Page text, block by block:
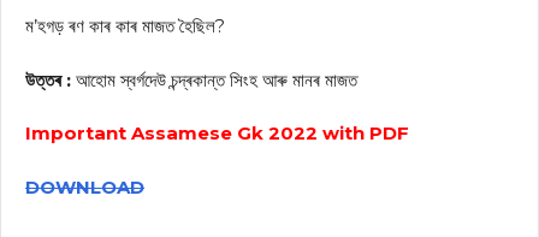
ম’হগড় ৰণ কাৰ কাৰ মাজত হৈছিল?
উত্তৰ : আহোম স্বৰ্গদেউ চন্দ্ৰকান্ত সিংহ আৰু মানৰ মাজত
Important Assamese Gk 2022 with PDF
DOWNLOAD